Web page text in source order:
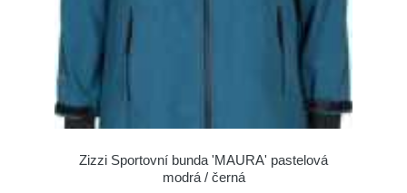
Zizzi Sportovní bunda 'MAURA' pastelová
modrá / černá